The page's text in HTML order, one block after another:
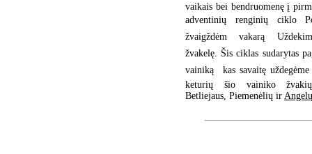
vaikais bei bendruomenę į
adventinių renginių ciklo
žvaigždėm vakarą
žvakelę. Šis ciklas sudarytas
vainiką  kas savaitę
keturių šio vainiko
Betliejaus, Piemenėlių ir